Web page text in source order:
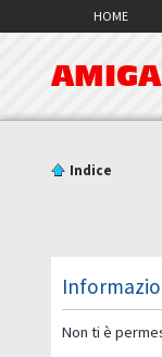
HOME
AMIGA
Indice
Non ti è